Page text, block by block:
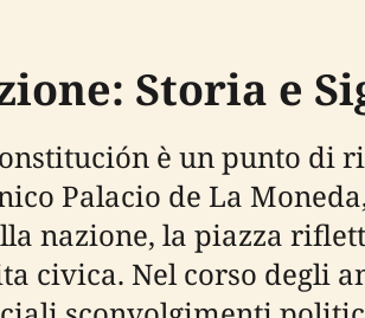
Storia e
è un punto di
Palacio de La
nazione, la piazza
civica. Nel corso degli